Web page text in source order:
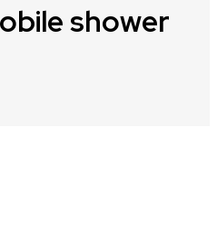
shower